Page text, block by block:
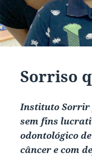
Sorriso
Instituto Sorrir
sem fins
odontológico
câncer e com